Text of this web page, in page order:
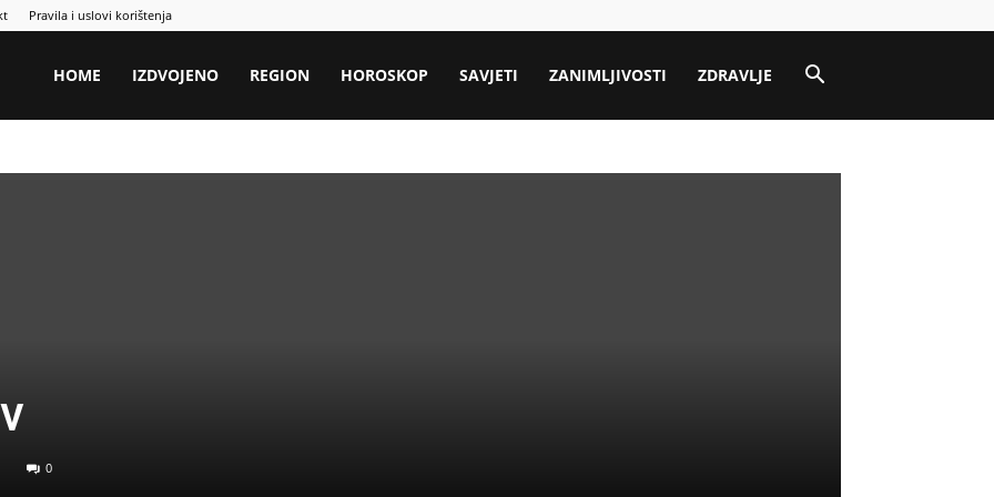
Pravila i uslovi korištenja
HOME IZDVOJENO REGION HOROSKOP SAVJETI ZANIMLJIVOSTI ZDRAVLJE
0